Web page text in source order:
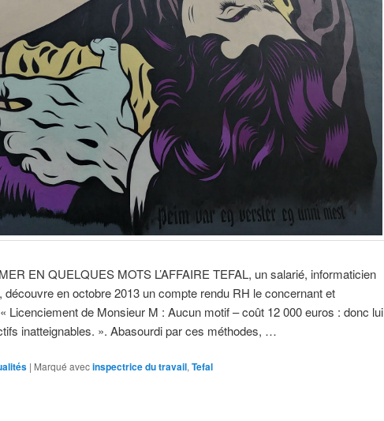
EN QUELQUES MOTS L’AFFAIRE TEFAL, un salarié, informaticien
découvre en octobre 2013 un compte rendu RH le concernant et
Licenciement de Monsieur M : Aucun motif – coût 12 000 euros : donc lui
inatteignables. ». Abasourdi par ces méthodes, …
| Marqué avecinspectrice du travail, Tefal